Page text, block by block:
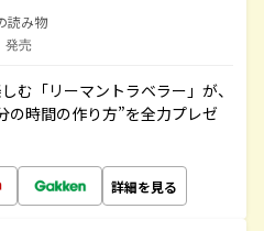
読み物
発売
む「リーマントラベラー」が、
の時間の作り方”を全力プレゼ
詳細を見る